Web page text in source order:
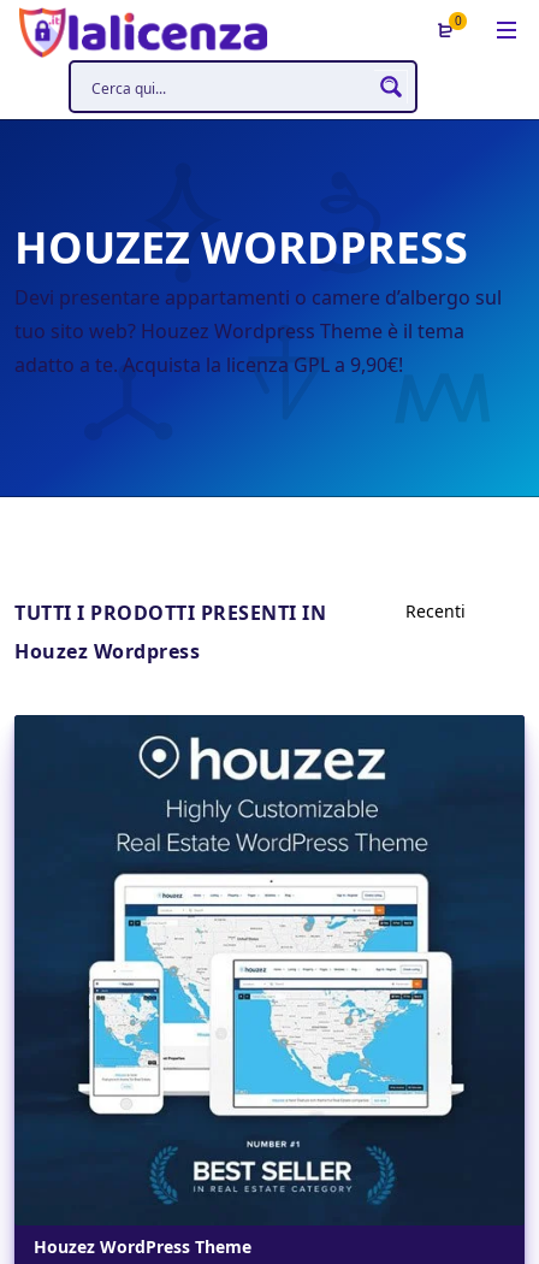
0
HOUZEZ WORDPRESS
Devi presentare appartamenti o camere d’albergo sul
tuo sito web? Houzez Wordpress Theme è il tema
adatto a te. Acquista la licenza GPL a 9,90€!
TUTTI I PRODOTTI PRESENTI IN
Houzez Wordpress
Dettagli
Houzez WordPress Theme